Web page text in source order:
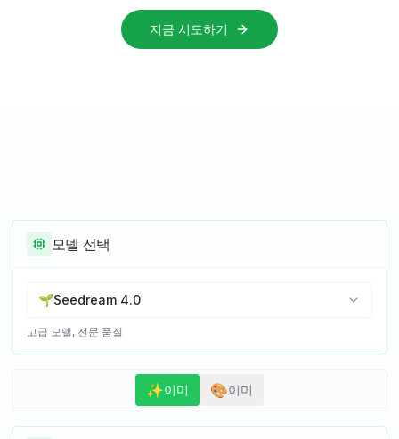
지금 시도하기
모델 선택
🌱Seedream 4.0
고급 모델, 전문 품질
✨이미 🎨이미